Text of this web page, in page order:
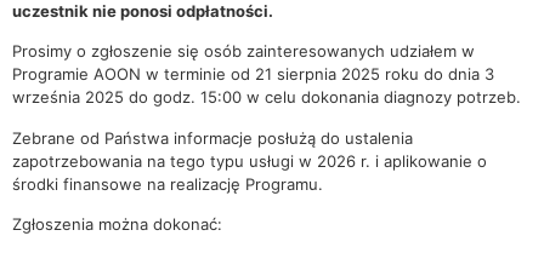
uczestnik nie ponosi odpłatności.
Prosimy o zgłoszenie się osób zainteresowanych udziałem w
Programie AOON w terminie od 21 sierpnia 2025 roku do dnia 3
września 2025 do godz. 15:00 w celu dokonania diagnozy potrzeb.
Zebrane od Państwa informacje posłużą do ustalenia
zapotrzebowania na tego typu usługi w 2026 r. i aplikowanie o
środki finansowe na realizację Programu.
Zgłoszenia można dokonać: